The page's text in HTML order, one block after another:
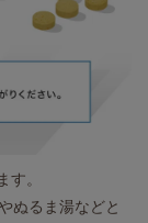
す。
ぬるま湯などと